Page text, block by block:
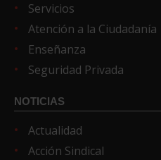
Servicios
Atención a la Ciudadanía
Enseñanza
Seguridad Privada
NOTICIAS
Actualidad
Acción Sindical